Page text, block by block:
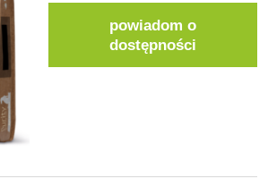
powiadom o
dostępności